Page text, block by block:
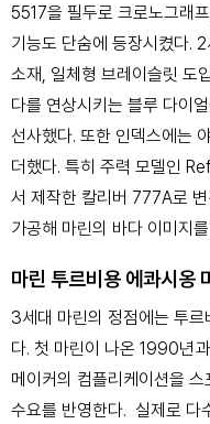
5517을 필두로 크로노그래
기능도 단숨에 등장시켰다.
소재, 일체형 브레이슬릿 도
다를 연상시키는 블루 다이
선사했다. 또한 인덱스에는
더했다. 특히 주력 모델인
서 제작한 칼리버 777A로
가공해 마린의 바다 이미지
마린 투르비용 에콰시
3세대 마린의 정점에는 투
다. 첫 마린이 나온 1990년
메이커의 컴플리케이션을
수요를 반영한다. 실제로 다